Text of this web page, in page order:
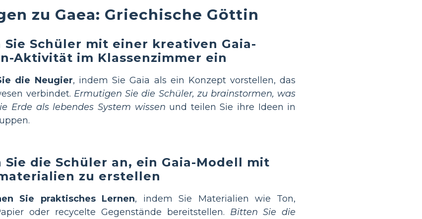
zu Gaea: Griechische Göttin
Sie Schüler mit einer kreativen Gaia-
Aktivität im Klassenzimmer ein
die Neugier, indem Sie Gaia als ein Konzept vorstellen, das
verbindet. Ermutigen Sie die Schüler, zu brainstormen, was
Erde als lebendes System wissen und teilen Sie ihre Ideen in
Sie die Schüler an, ein Gaia-Modell mit
zu erstellen
Sie praktisches Lernen, indem Sie Materialien wie Ton,
oder recycelte Gegenstände bereitstellen. Bitten Sie die